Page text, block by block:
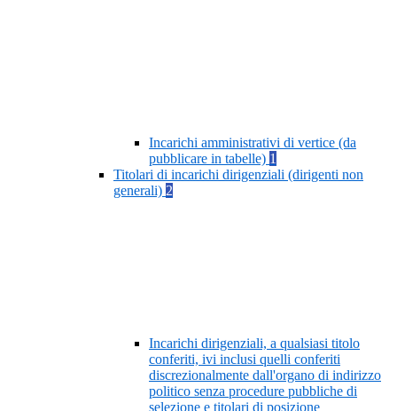
Incarichi amministrativi di vertice (da
pubblicare in tabelle) 1
Titolari di incarichi dirigenziali (dirigenti non
generali) 2
Incarichi dirigenziali, a qualsiasi titolo
conferiti, ivi inclusi quelli conferiti
discrezionalmente dall'organo di indirizzo
politico senza procedure pubbliche di
selezione e titolari di posizione